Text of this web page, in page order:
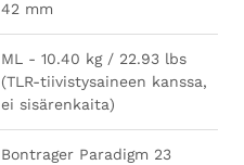
42 mm
ML - 10.40 kg / 22.93 lbs
(TLR-tiivistysaineen kanssa,
ei sisärenkaita)
Bontrager Paradigm 23